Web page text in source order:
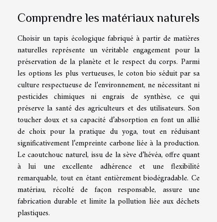
Comprendre les matériaux naturels
Choisir un tapis écologique fabriqué à partir de matières
naturelles représente un véritable engagement pour la
préservation de la planète et le respect du corps. Parmi
les options les plus vertueuses, le coton bio séduit par sa
culture respectueuse de l’environnement, ne nécessitant ni
pesticides chimiques ni engrais de synthèse, ce qui
préserve la santé des agriculteurs et des utilisateurs. Son
toucher doux et sa capacité d’absorption en font un allié
de choix pour la pratique du yoga, tout en réduisant
significativement l’empreinte carbone liée à la production.
Le caoutchouc naturel, issu de la sève d’hévéa, offre quant
à lui une excellente adhérence et une flexibilité
remarquable, tout en étant entièrement biodégradable. Ce
matériau, récolté de façon responsable, assure une
fabrication durable et limite la pollution liée aux déchets
plastiques.